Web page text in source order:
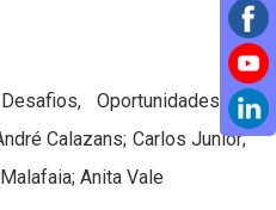
Oportunidades e
Calazans; Carlos Junior;
Anita Vale